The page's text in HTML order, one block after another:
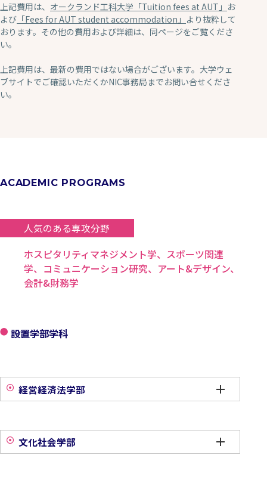
上記費用は、 オークランド工科大学「Tuition fees at AUT」 お
よび 「Fees for AUT student accommodation」 より抜粋して
おります。その他の費用および詳細は、同ページをご覧くださ
い。
上記費用は、最新の費用ではない場合がございます。大学ウェ
ブサイトでご確認いただくかNIC事務局までお問い合せくださ
い。
ACADEMIC PROGRAMS
人気のある専攻分野
ホスピタリティマネジメント学、スポーツ関連
学、コミュニケーション研究、アート&デザイン、
会計&財務学
設置学部学科
経営経済法学部
文化社会学部